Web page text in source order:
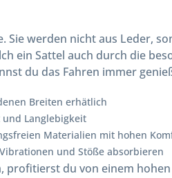
Sie werden nicht aus Leder,
ein Sattel auch durch die
du das Fahren immer
Breiten erhätlich
Langlebigkeit
Materialien mit hohen
und Stöße absorbieren
profitierst du von einem